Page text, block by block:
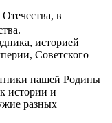
в
историей
Советского
нашей Родины
истории и
разных